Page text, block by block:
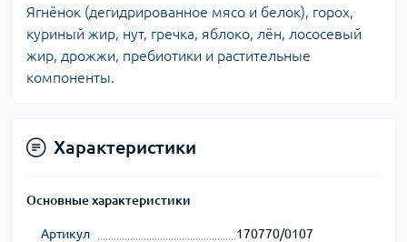
Ягнёнок (дегидрированное мясо и белок), горох,
куриный жир, нут, гречка, яблоко, лён, лососевый
жир, дрожжи, пребиотики и растительные
компоненты.
Характеристики
Основные характеристики
Артикул 170770/0107